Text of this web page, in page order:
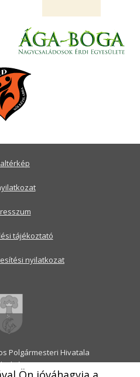
Polgármesteri Hivatala
Alsó utca 1.
tájékoztató
nyilatkozat